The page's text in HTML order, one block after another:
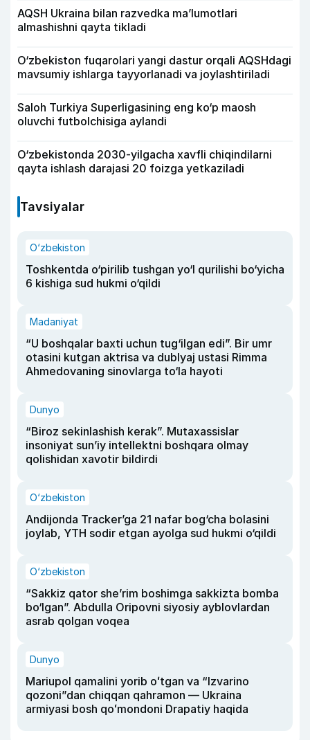
AQSH Ukraina bilan razvedka ma’lumotlari
almashishni qayta tikladi
O‘zbekiston fuqarolari yangi dastur orqali AQSHdagi
mavsumiy ishlarga tayyorlanadi va joylashtiriladi
Saloh Turkiya Superligasining eng ko‘p maosh
oluvchi futbolchisiga aylandi
O‘zbekistonda 2030-yilgacha xavfli chiqindilarni
qayta ishlash darajasi 20 foizga yetkaziladi
Tavsiyalar
O‘zbekiston
Toshkentda o‘pirilib tushgan yo‘l qurilishi bo‘yicha
6 kishiga sud hukmi o‘qildi
Madaniyat
“U boshqalar baxti uchun tug‘ilgan edi”. Bir umr
otasini kutgan aktrisa va dublyaj ustasi Rimma
Ahmedovaning sinovlarga to‘la hayoti
Dunyo
“Biroz sekinlashish kerak”. Mutaxassislar
insoniyat sun’iy intellektni boshqara olmay
qolishidan xavotir bildirdi
O‘zbekiston
Andijonda Tracker’ga 21 nafar bog‘cha bolasini
joylab, YTH sodir etgan ayolga sud hukmi o‘qildi
O‘zbekiston
“Sakkiz qator she’rim boshimga sakkizta bomba
bo‘lgan”. Abdulla Oripovni siyosiy ayblovlardan
asrab qolgan voqea
Dunyo
Mariupol qamalini yorib oʻtgan va “Izvarino
qozoni”dan chiqqan qahramon — Ukraina
armiyasi bosh qoʻmondoni Drapatiy haqida